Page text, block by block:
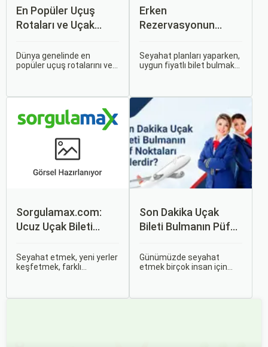
En Popüler Uçuş
Rotaları ve Uçak
Dünya genelinde en
popüler uçuş rotalarını ve
popüler rotalar, çeşitli
faktörlere bağlı olarak
değişebilir; bunlar arasında
ekonomik durumlar, turizm
trendleri ve uluslararası
ilişkiler bulunmaktadır.
Erken
Rezervasyonun
Otobüs Bileti Satın
Alma İpuçları
Seyahat planları yaparken,
uygun fiyatlı bilet bulmak
erken rezervasyon
yapmak, yalnızca
seyahatin maliyetini
azaltmakla kalmaz, aynı
zamanda daha kaliteli bir
seyahat deneyimi
yaşamanızı sağlar.
Sorgulamax.com:
Ucuz Uçak Bileti
Seyahat etmek, yeni yerler
keşfetmek, farklı
Son Dakika Uçak
Bileti Bulmanın Püf
Günümüzde seyahat
etmek birçok insan için